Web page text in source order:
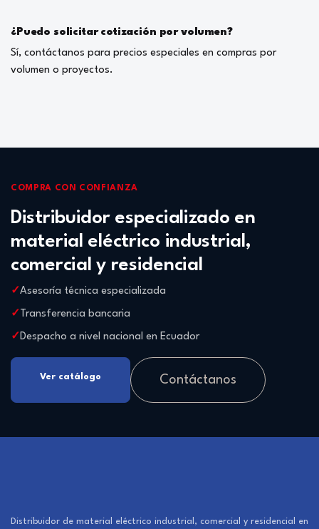
¿Puedo solicitar cotización por volumen?
Sí, contáctanos para precios especiales en compras por
volumen o proyectos.
COMPRA CON CONFIANZA
Distribuidor especializado en
material eléctrico industrial,
comercial y residencial
Asesoría técnica especializada
Transferencia bancaria
Despacho a nivel nacional en Ecuador
Ver catálogo Contáctanos
Distribuidor de material eléctrico industrial, comercial y residencial en